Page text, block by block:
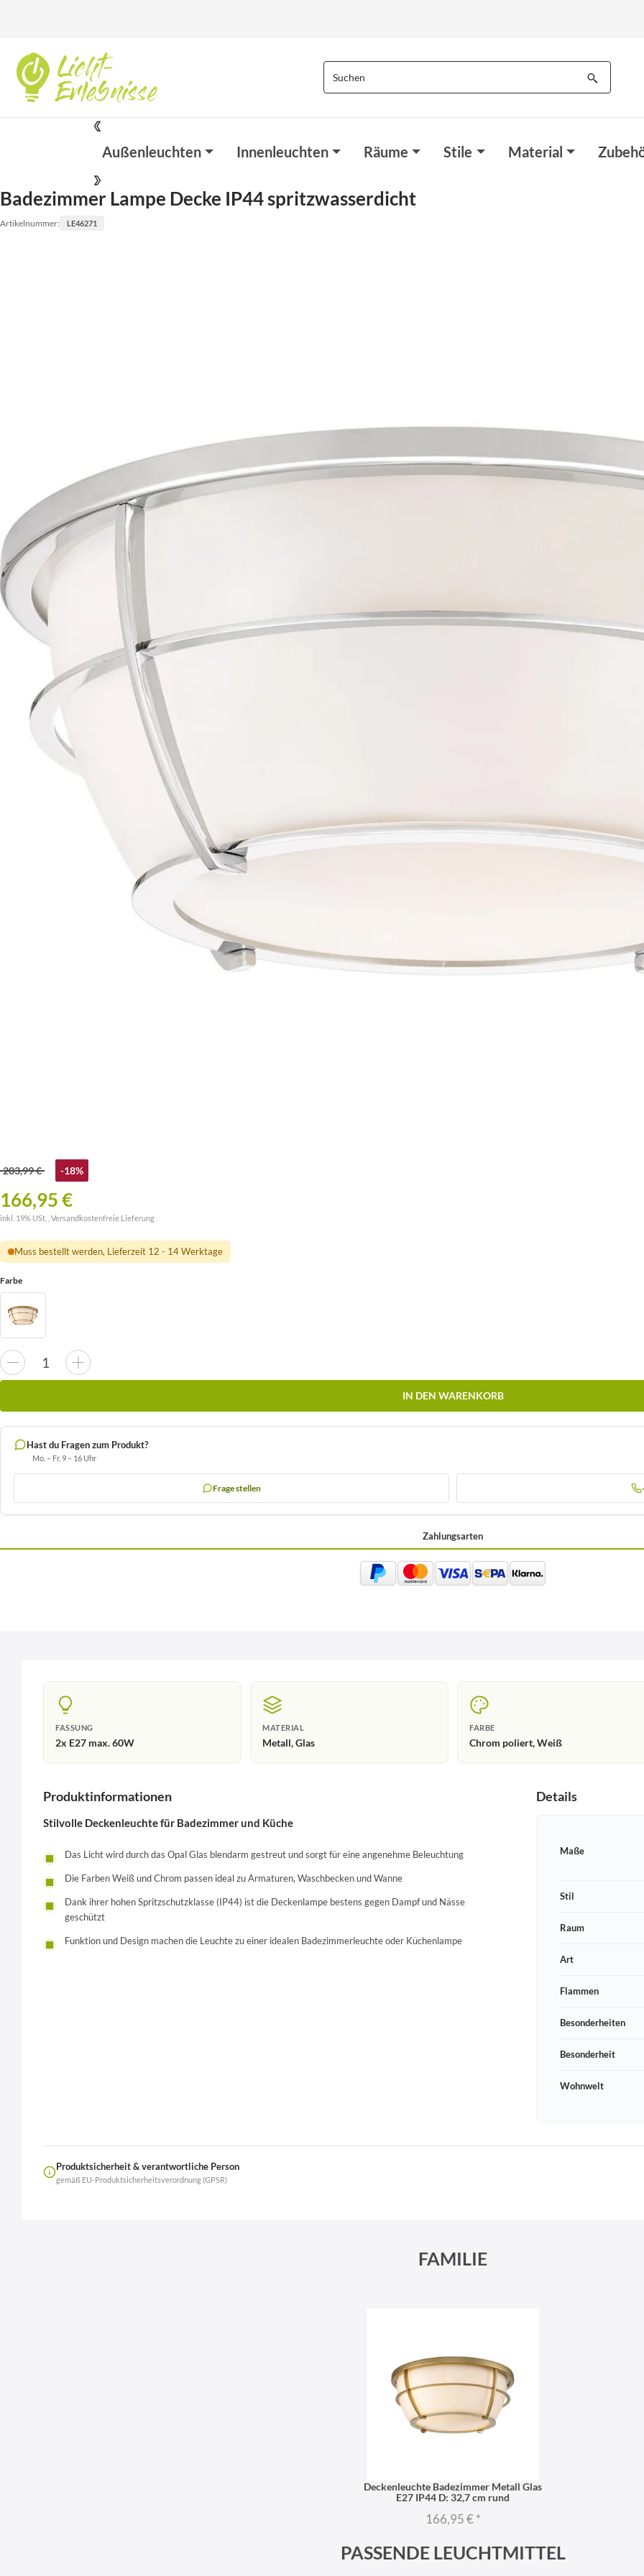
Außenleuchten Innenleuchten Räume Stile Material
Badezimmer Lampe Decke IP44 spritzwasserdicht
Artikelnummer: LE46271
203,99 € -18%
166,95 €
inkl. 19% USt. , Versandkostenfreie Lieferung
Muss bestellt werden, Lieferzeit 12 - 14 Werktage
Farbe
IN DEN WARENKORB
Hast du Fragen zum Produkt?
Mo. – Fr. 9 – 16 Uhr
Frage stellen
Zahlungsarten
FASSUNG
2x E27 max. 60W
MATERIAL
Metall, Glas
FARBE
Chrom poliert, Weiß
Produktinformationen
Stilvolle Deckenleuchte für Badezimmer und Küche
Das Licht wird durch das Opal Glas blendarm gestreut und sorgt für eine angenehme Beleuchtung
Die Farben Weiß und Chrom passen ideal zu Armaturen, Waschbecken und Wanne
Dank ihrer hohen Spritzschutzklasse (IP44) ist die Deckenlampe bestens gegen Dampf und Nässe
geschützt
Funktion und Design machen die Leuchte zu einer idealen Badezimmerleuchte oder Küchenlampe
Details
Maße
Stil
Raum
Art
Flammen
Besonderheiten
Besonderheit
Wohnwelt
Produktsicherheit & verantwortliche Person
gemäß EU-Produktsicherheitsverordnung (GPSR)
FAMILIE
Deckenleuchte Badezimmer Metall Glas
E27 IP44 D: 32,7 cm rund
166,95 €*
PASSENDE LEUCHTMITTEL